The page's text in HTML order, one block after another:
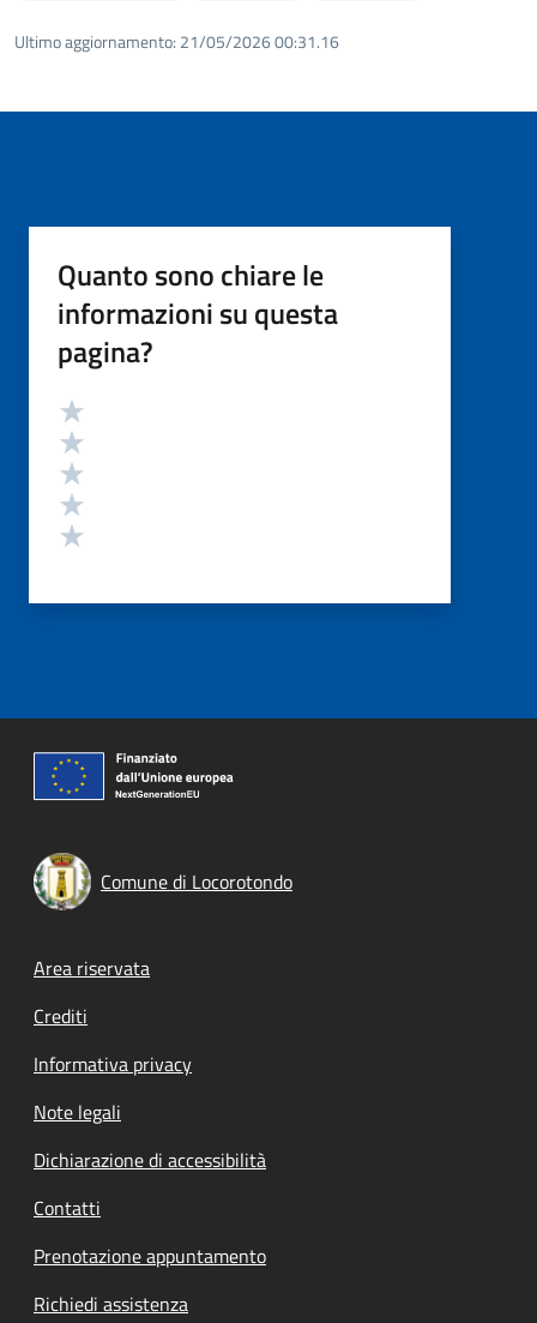
Ultimo aggiornamento: 21/05/2026 00:31.16
Quanto sono chiare le
informazioni su questa
pagina?
Valutazione
Comune di Locorotondo
Footer menu
Area riservata
Crediti
Informativa privacy
Note legali
Dichiarazione di accessibilità
Contatti
Prenotazione appuntamento
Richiedi assistenza